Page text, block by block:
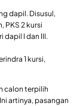
dapil. Disusul,
PKS 2 kursi
dapil I dan III.
1 kursi,
calon terpilih
artinya, pasangan